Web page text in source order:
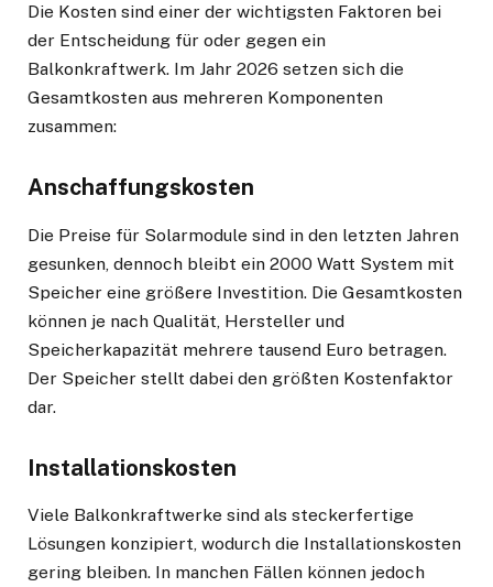
Die Kosten sind einer der wichtigsten Faktoren bei
der Entscheidung für oder gegen ein
Balkonkraftwerk. Im Jahr 2026 setzen sich die
Gesamtkosten aus mehreren Komponenten
zusammen:
Anschaffungskosten
Die Preise für Solarmodule sind in den letzten Jahren
gesunken, dennoch bleibt ein 2000 Watt System mit
Speicher eine größere Investition. Die Gesamtkosten
können je nach Qualität, Hersteller und
Speicherkapazität mehrere tausend Euro betragen.
Der Speicher stellt dabei den größten Kostenfaktor
dar.
Installationskosten
Viele Balkonkraftwerke sind als steckerfertige
Lösungen konzipiert, wodurch die Installationskosten
gering bleiben. In manchen Fällen können jedoch